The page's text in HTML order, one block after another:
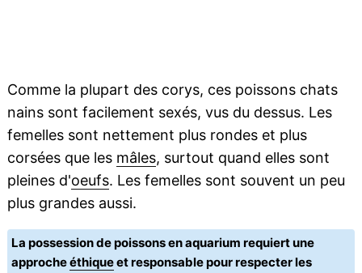
Comme la plupart des corys, ces poissons chats
nains sont facilement sexés, vus du dessus. Les
femelles sont nettement plus rondes et plus
corsées que les mâles, surtout quand elles sont
pleines d'oeufs. Les femelles sont souvent un peu
plus grandes aussi.
La possession de poissons en aquarium requiert une
approcheéthiqueet responsable pour respecter les